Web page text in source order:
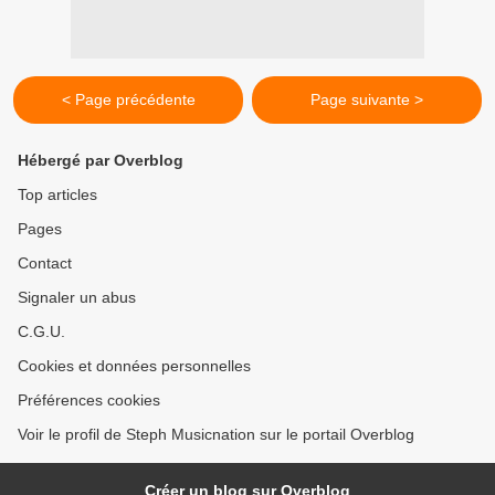
< Page précédente Page suivante >
Hébergé par Overblog
Top articles
Pages
Contact
Signaler un abus
C.G.U.
Cookies et données personnelles
Préférences cookies
Voir le profil de Steph Musicnation sur le portail Overblog
Créer un blog sur Overblog